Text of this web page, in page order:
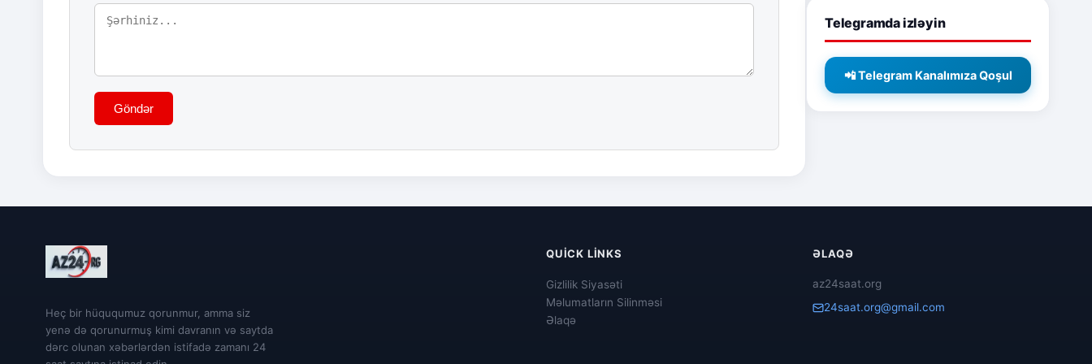
Göndər
Telegramda izləyin
📲 Telegram Kanalımıza Qoşul
Heç bir hüququmuz qorunmur, amma siz
yenə də qorunurmuş kimi davranın və saytda
dərc olunan xəbərlərdən istifadə zamanı 24
QUICK LINKS
Gizlilik Siyasəti
Məlumatların Silinməsi
Əlaqə
ƏLAQƏ
az24saat.org
24saat.org@gmail.com